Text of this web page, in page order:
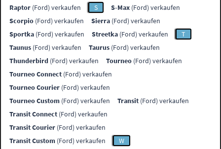
Raptor (Ford) verkaufen S S-Max (Ford) verkaufen
Scorpio (Ford) verkaufen Sierra (Ford) verkaufen
Sportka (Ford) verkaufen Streetka (Ford) verkaufen
T
Taunus (Ford) verkaufen Taurus (Ford) verkaufen
Thunderbird (Ford) verkaufen Tourneo (Ford) verkaufen
Tourneo Connect (Ford) verkaufen
Tourneo Courier (Ford) verkaufen
Tourneo Custom (Ford) verkaufen Transit (Ford) verkaufen
Transit Connect (Ford) verkaufen
Transit Courier (Ford) verkaufen
Transit Custom (Ford) verkaufen
W